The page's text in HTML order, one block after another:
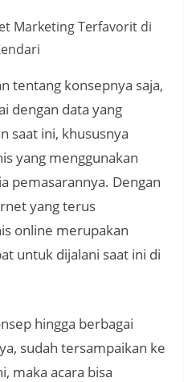
tentang konsepnya saja,
dengan data yang
saat ini, khususnya
yang menggunakan
pemasarannya. Dengan
yang terus
online merupakan
untuk dijalani saat ini di
hingga berbagai
sudah tersampaikan ke
maka acara bisa